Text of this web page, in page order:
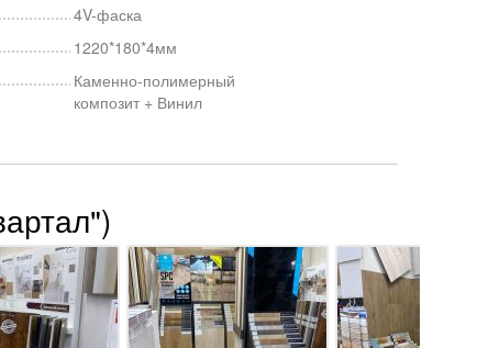
4V-фаска
1220*180*4мм
Каменно-полимерный
композит + Винил